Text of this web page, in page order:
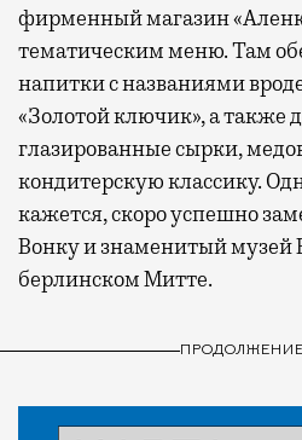
фирменный магазин
тематическим меню. Там
напитки с названиями
«Золотой ключик», а также
глазированные сырки,
кондитерскую классику.
кажется, скоро успешно
Вонку и знаменитый музей
берлинском Митте.